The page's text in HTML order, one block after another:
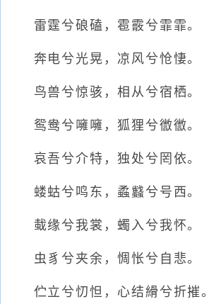
雷霆兮硠磕，雹霰兮霏霏。
奔电兮光晃，凉风兮怆悽。
鸟兽兮惊骇，相从兮宿栖。
鸳鸯兮噰噰，狐狸兮徾徾。
哀吾兮介特，独处兮罔依。
蝼蛄兮鸣东，蟊蠽兮号西。
蛓缘兮我裳，蠋入兮我怀。
虫豸兮夹余，惆怅兮自悲。
伫立兮忉怛，心结縎兮折摧。